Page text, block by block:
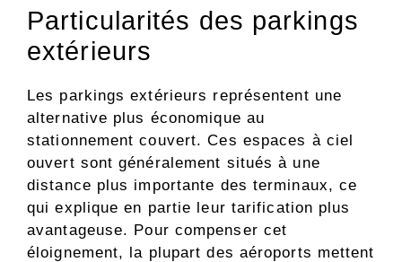
Particularités des parkings
extérieurs
Les parkings extérieurs représentent une
alternative plus économique au
stationnement couvert. Ces espaces à ciel
ouvert sont généralement situés à une
distance plus importante des terminaux, ce
qui explique en partie leur tarification plus
avantageuse. Pour compenser cet
éloignement, la plupart des aéroports mettent